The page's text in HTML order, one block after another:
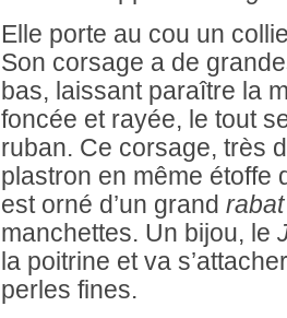
Elle porte au cou un
Son corsage a de
bas, laissant paraître la
foncée et rayée, le tout
ruban. Ce corsage, très
plastron en même étoffe
est orné d’un grand rabat
manchettes. Un bijou, le
la poitrine et va
perles fines.